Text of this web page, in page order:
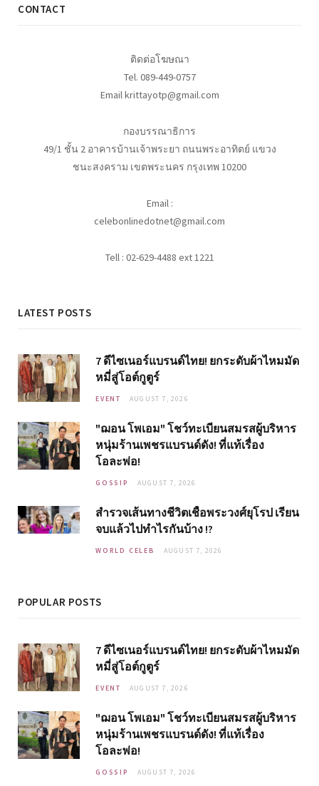
CONTACT
ติดต่อโฆษณา
Tel. 089-449-0757
Email krittayotp@gmail.com
กองบรรณาธิการ
49/1 ชั้น 2 อาคารบ้านเจ้าพระยา ถนนพระอาทิตย์ แขวง
ชนะสงคราม เขตพระนคร กรุงเทพ 10200
Email :
celebonlinedotnet@gmail.com
Tell : 02-629-4488 ext 1221
LATEST POSTS
7 ดีไซเนอร์แบรนด์ไทย! ยกระดับผ้าไหมมัด
หมี่สู่โอต์กูตูร์
EVENT AUGUST 7, 2026
"ฌอน โพเอม" โชว์ทะเบียนสมรสผู้บริหาร
หนุ่มร้านเพชรแบรนด์ดัง! ที่แท้เรื่อง
โอละพ่อ!
GOSSIP AUGUST 7, 2026
สำรวจเส้นทางชีวิตเชื้อพระวงศ์ยุโรป เรียน
จบแล้วไปทำไรกันบ้าง !?
WORLD CELEB AUGUST 7, 2026
POPULAR POSTS
7 ดีไซเนอร์แบรนด์ไทย! ยกระดับผ้าไหมมัด
หมี่สู่โอต์กูตูร์
EVENT AUGUST 7, 2026
"ฌอน โพเอม" โชว์ทะเบียนสมรสผู้บริหาร
หนุ่มร้านเพชรแบรนด์ดัง! ที่แท้เรื่อง
โอละพ่อ!
GOSSIP AUGUST 7, 2026